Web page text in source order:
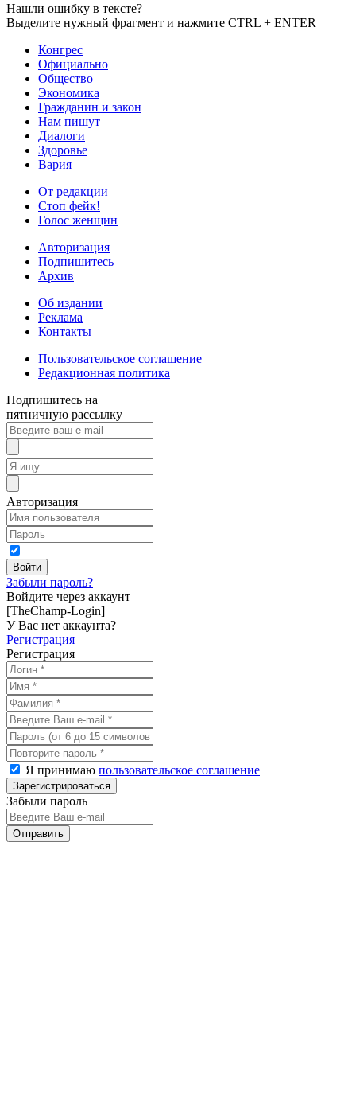
Нашли ошибку в тексте?
Выделите нужный фрагмент и нажмите CTRL + ENTER
Конгрес
Официально
Общество
Экономика
Гражданин и закон
Нам пишут
Диалоги
Здоровье
Вария
От редакции
Стоп фейк!
Голос женщин
Авторизация
Подпишитесь
Архив
Об издании
Реклама
Контакты
Пользовательское соглашение
Редакционная политика
Подпишитесь на
пятничную рассылку
Авторизация
Забыли пароль?
Войдите через аккаунт
[TheChamp-Login]
У Вас нет аккаунта?
Регистрация
Регистрация
Я принимаю пользовательское соглашение
Забыли пароль